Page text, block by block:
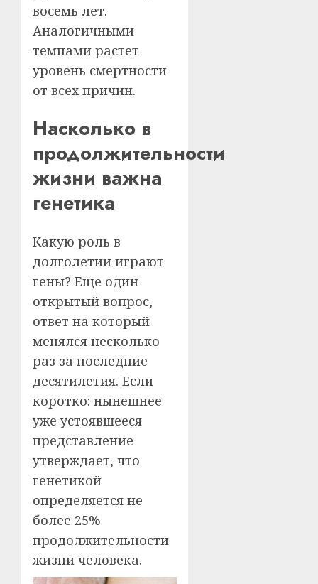
восемь лет.
Аналогичными
темпами растет
уровень смертности
от всех причин.
Насколько в
продолжительности
жизни важна
генетика
Какую роль в
долголетии играют
гены? Еще один
открытый вопрос,
ответ на который
менялся несколько
раз за последние
десятилетия. Если
коротко: нынешнее
уже устоявшееся
представление
утверждает, что
генетикой
определяется не
более 25%
продолжительности
жизни человека.